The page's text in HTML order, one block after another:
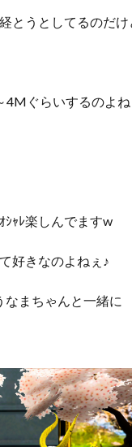
とうとしてるのだけ
ぐらいするのよね
ｬﾚ楽しんでますw
好きなのよねぇ♪
なまちゃんと一緒に